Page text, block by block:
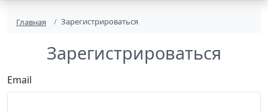
Главная Зарегистрироваться
Зарегистрироваться
Email